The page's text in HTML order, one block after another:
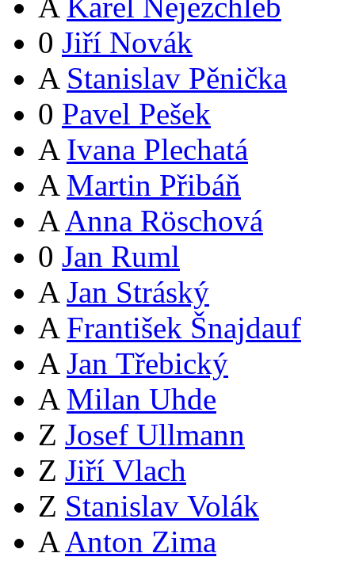
0 Jiří Novák
A Stanislav Pěnička
0 Pavel Pešek
A Ivana Plechatá
A Martin Přibáň
A Anna Röschová
0 Jan Ruml
A Jan Stráský
A František Šnajdauf
A Jan Třebický
A Milan Uhde
Z Josef Ullmann
Z Jiří Vlach
Z Stanislav Volák
A Anton Zima